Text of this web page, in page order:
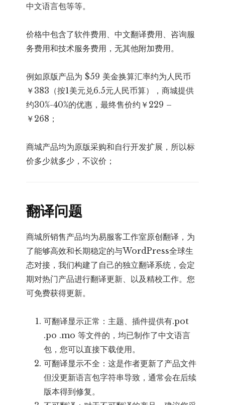
中文语言包等等。
价格中包含了软件费用、中文翻译费用、咨询服
务费用和技术服务费用，无其他附加费用。
例如原版产品为 $59 美金换算汇率约为人民币
￥383（按1美元兑6.5元人民币算），商城提供
约30%-40%的优惠，最终售价约￥229 –
￥268；
商城产品均为原版采购和自行开发扩展，所以标
价多少就多少，不议价；
翻译问题
商城所销售产品均为易服客工作室原创翻译，为
了能够高效和长期稳定的与WordPress全球生
态对接，我们构建了自己的独立翻译系统，会定
期对热门产品进行翻译更新、以及精校工作。您
可免费获得更新。
可翻译显示正常：主题、插件提供有.pot
.po .mo 等文件的，均已制作了中文语言
包，您可以直接下载使用。
可翻译显示不全：这是作者更新了产品文件
但没更新语言包字符串导致，通常会在后续
版本得到修复。